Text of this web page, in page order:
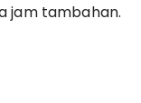
jam tambahan.